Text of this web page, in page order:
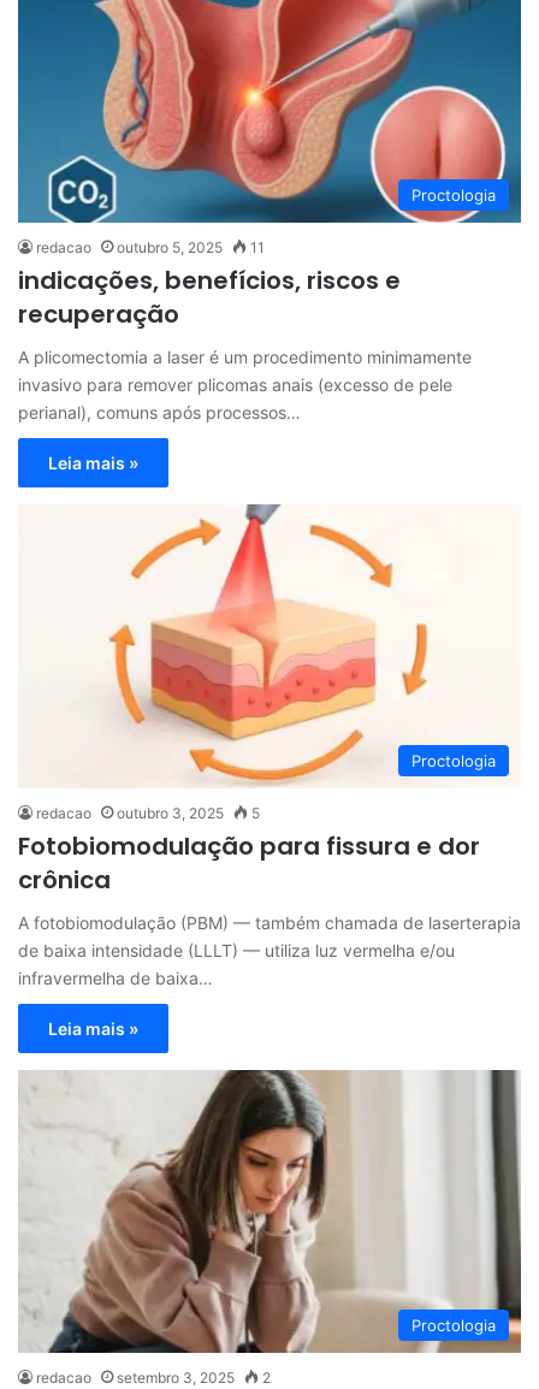
Proctologia
redacao outubro 5, 2025 11
indicações, benefícios, riscos e
recuperação
A plicomectomia a laser é um procedimento minimamente
invasivo para remover plicomas anais (excesso de pele
perianal), comuns após processos…
Leia mais »
Proctologia
redacao outubro 3, 2025 5
Fotobiomodulação para fissura e dor
crônica
A fotobiomodulação (PBM) — também chamada de laserterapia
de baixa intensidade (LLLT) — utiliza luz vermelha e/ou
infravermelha de baixa…
Leia mais »
Proctologia
redacao setembro 3, 2025 2